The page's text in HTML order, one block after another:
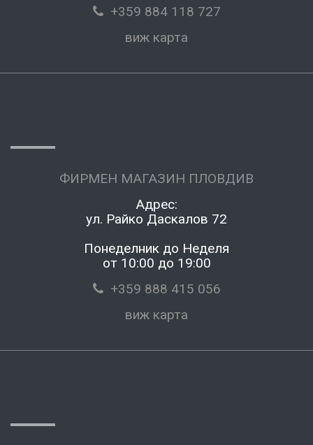
+359 884 118 727
виж карта
ФИРМЕН МАГАЗИН ПЛОВДИВ
Адрес:
ул. Райко Даскалов 72
Понеделник до Неделя
от 10:00 до 19:00
+359 888 415 056
виж карта